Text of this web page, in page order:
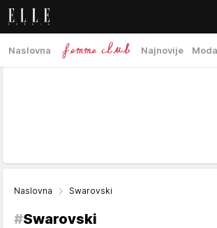
Naslovna Najnovije Moda
Naslovna Swarovski
#Swarovski